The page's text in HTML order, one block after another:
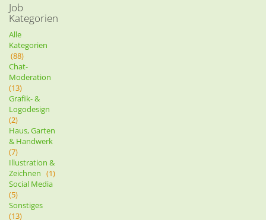
Job
Kategorien
Alle
Kategorien
(88)
Chat-
Moderation
(13)
Grafik- &
Logodesign
(2)
Haus, Garten
& Handwerk
(7)
Illustration &
Zeichnen (1)
Social Media
(5)
Sonstiges
(13)